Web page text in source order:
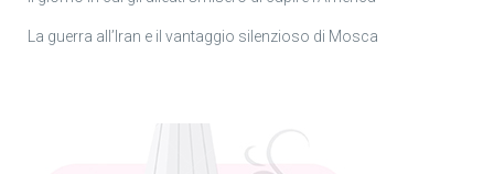
La guerra all’Iran e il vantaggio silenzioso di Mosca